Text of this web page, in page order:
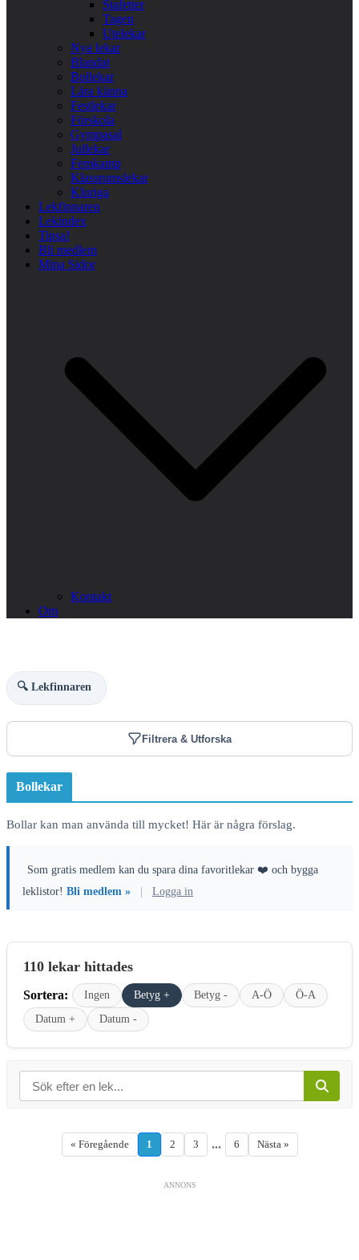
Stafetter
Tagen
Utelekar
Nya lekar
Blandat
Bollekar
Lära känna
Festlekar
Förskola
Gympasal
Jullekar
Femkamp
Klassrumslekar
Kluriga
Lekfinnaren
Lekindex
Tipsa!
Bli medlem
Mina Sidor
Kontakt
Om
🔍 Lekfinnaren
Filtrera & Utforska
Bollekar
Bollar kan man använda till mycket! Här är några förslag.
Som gratis medlem kan du spara dina favoritlekar ❤️ och bygga
leklistor! Bli medlem » Logga in
110 lekar hittades
Sortera: Ingen Betyg + Betyg - A-Ö
Ö-A
Datum +
Datum -
« Föregående 1 2 3 ... 6 Nästa »
ANNONS